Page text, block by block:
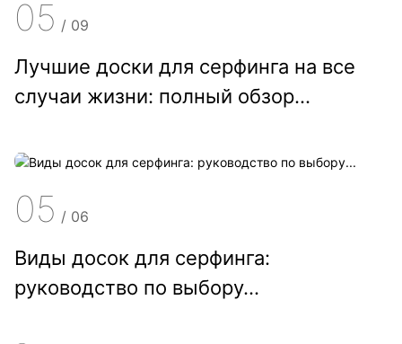
05 / 09
Лучшие доски для серфинга на все
случаи жизни: полный обзор...
05 / 06
Виды досок для серфинга:
руководство по выбору...